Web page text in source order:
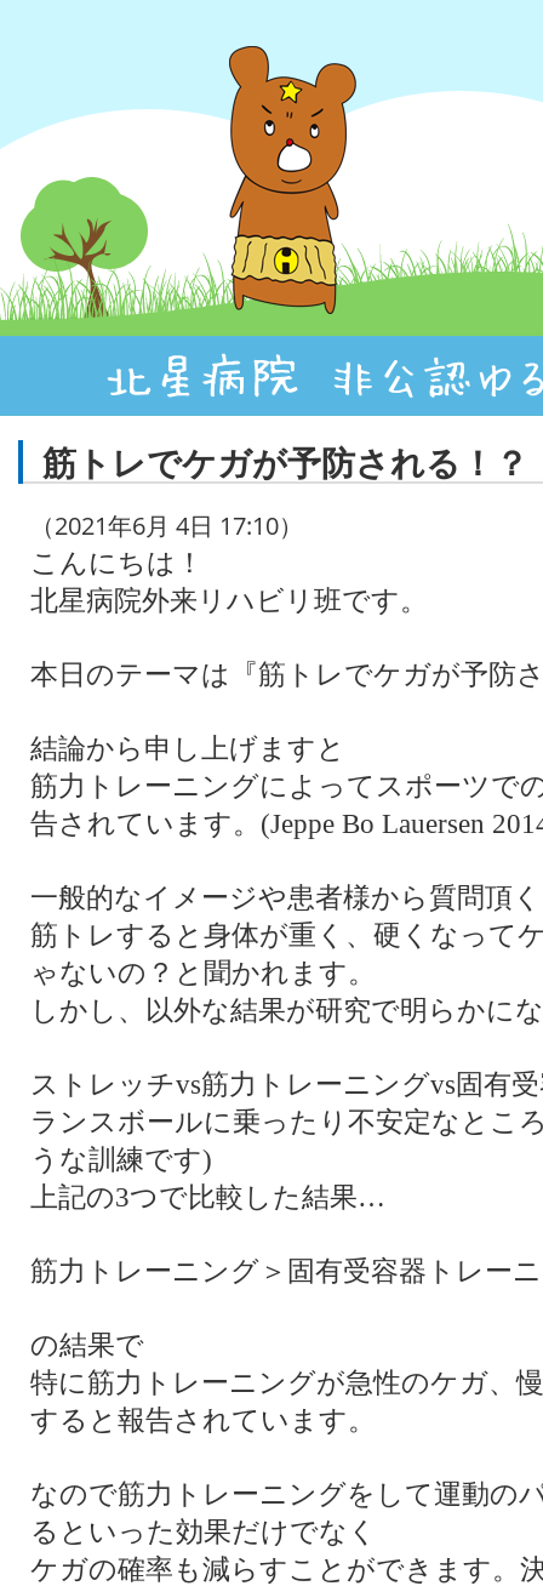
筋トレでケガが予防される！？
（2021年6月 4日 17:10）
こんにちは！
北星病院外来リハビリ班です。
本日のテーマは『筋トレでケガが予防
結論から申し上げますと
筋力トレーニングによってスポーツで
告されています。(Jeppe Bo Lauersen
一般的なイメージや患者様から質問頂
筋トレすると身体が重く、硬くなって
ゃないの？と聞かれます。
しかし、以外な結果が研究で明らかに
ストレッチvs筋力トレーニングvs固有
ランスボールに乗ったり不安定なとこ
うな訓練です)
上記の3つで比較した結果…
筋力トレーニング＞固有受容器トレー
の結果で
特に筋力トレーニングが急性のケガ、
すると報告されています。
なので筋力トレーニングをして運動の
るといった効果だけでなく
ケガの確率も減らすことができます。